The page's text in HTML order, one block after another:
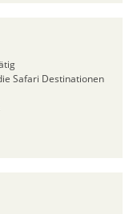
Safari Destinationen